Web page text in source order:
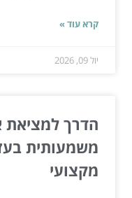
קרא עוד »
יול 09, 2026
הדרך למציאת
משמעותית
מקצועי